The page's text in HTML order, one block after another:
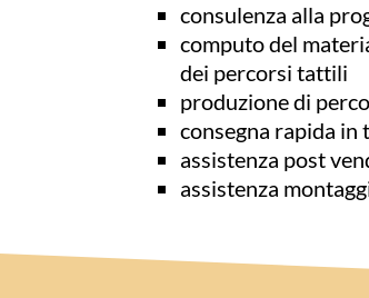
consulenza alla
computo del
dei percorsi tattili
produzione di
consegna rapida in
assistenza post
assistenza